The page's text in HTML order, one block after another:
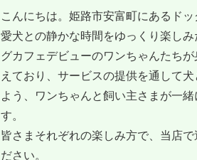
こんにちは。姫路市安富町にあるドッ
愛犬との静かな時間をゆっくり楽し
グカフェデビューのワンちゃんたち
えており、サービスの提供を通して
よう、ワンちゃんと飼い主さまが一
す。
皆さまそれぞれの楽しみ方で、当店
ださい。